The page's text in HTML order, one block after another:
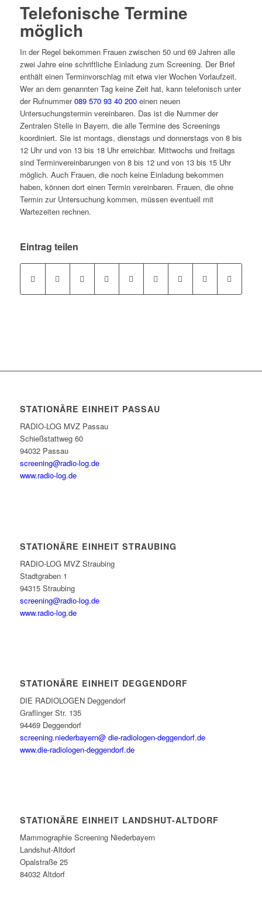
Telefonische Termine
möglich
In der Regel bekommen Frauen zwischen 50 und 69 Jahren alle
zwei Jahre eine schriftliche Einladung zum Screening. Der Brief
enthält einen Terminvorschlag mit etwa vier Wochen Vorlaufzeit.
Wer an dem genannten Tag keine Zeit hat, kann telefonisch unter
der Rufnummer089 570 93 40 200einen neuen
Untersuchungstermin vereinbaren. Das ist die Nummer der
Zentralen Stelle in Bayern, die alle Termine des Screenings
koordiniert. Sie ist montags, dienstags und donnerstags von 8 bis
12 Uhr und von 13 bis 18 Uhr erreichbar. Mittwochs und freitags
sind Terminvereinbarungen von 8 bis 12 und von 13 bis 15 Uhr
möglich. Auch Frauen, die noch keine Einladung bekommen
haben, können dort einen Termin vereinbaren. Frauen, die ohne
Termin zur Untersuchung kommen, müssen eventuell mit
Wartezeiten rechnen.
Eintrag teilen
STATIONÄRE EINHEIT PASSAU
RADIO-LOG MVZ Passau
Schießstattweg 60
94032 Passau
screening@radio-log.de
www.radio-log.de
STATIONÄRE EINHEIT STRAUBING
RADIO-LOG MVZ Straubing
Stadtgraben 1
94315 Straubing
screening@radio-log.de
www.radio-log.de
STATIONÄRE EINHEIT DEGGENDORF
DIE RADIOLOGEN Deggendorf
Graflinger Str. 135
94469 Deggendorf
screening.niederbayern@ die-radiologen-deggendorf.de
www.die-radiologen-deggendorf.de
STATIONÄRE EINHEIT LANDSHUT-ALTDORF
Mammographie Screening Niederbayern
Landshut-Altdorf
Opalstraße 25
84032 Altdorf